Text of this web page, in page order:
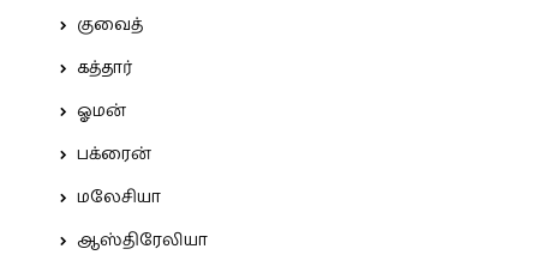
குவைத்
கத்தார்
ஓமன்
பக்ரைன்
மலேசியா
ஆஸ்திரேலியா